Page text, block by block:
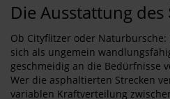
Die Ausstattung
Ob Cityflitzer oder
sich als ungemein
geschmeidig an die Bedürfnisse
Wer die asphaltierten Strecken
variablen Kraftverteilung